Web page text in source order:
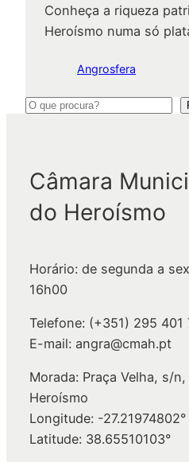
Conheça a riqueza
Heroísmo numa só
Angrosfera
P
uCâmara
do Heroísmo
Horário: de segunda a
16h00
Telefone: (+351) 295 401
E-mail: angra@cmah.pt
Morada: Praça Velha, s/
Heroísmo
Longitude: -27.21974802°
Latitude: 38.65510103°